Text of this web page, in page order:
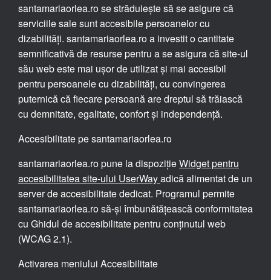
santamariaorlea.ro se străduiește să se asigure că
serviciile sale sunt accesibile persoanelor cu
dizabilități. santamariaorlea.ro a investit o cantitate
semnificativă de resurse pentru a se asigura că site-ul
său web este mai ușor de utilizat și mai accesibil
pentru persoanele cu dizabilități, cu convingerea
puternică că fiecare persoană are dreptul să trăiască
cu demnitate, egalitate, confort și independență.
Accesibilitate pe santamariaorlea.ro
santamariaorlea.ro pune la dispozițieWidget pentru
accesibilitatea site-ului UserWayadică alimentat de un
server de accesibilitate dedicat. Programul permite
santamariaorlea.ro să-și îmbunătățească conformitatea
cu Ghidul de accesibilitate pentru conținutul web
(WCAG 2.1).
Activarea meniului Accesibilitate